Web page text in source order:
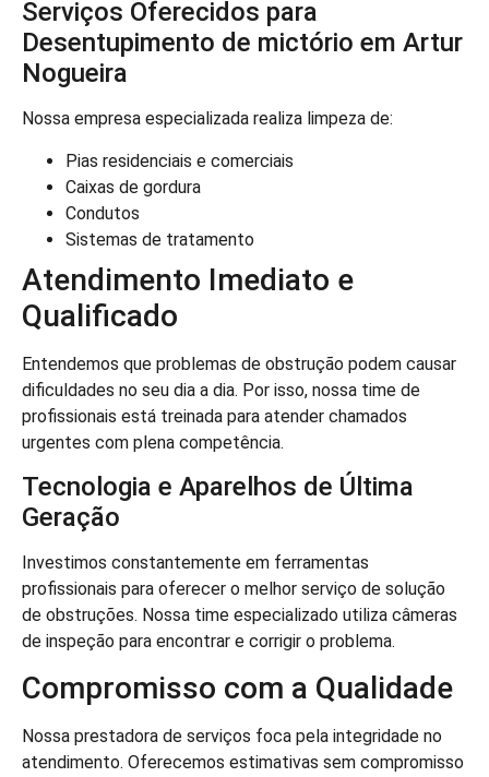
Serviços Oferecidos para
Desentupimento de mictório em Artur
Nogueira
Nossa empresa especializada realiza limpeza de:
Pias residenciais e comerciais
Caixas de gordura
Condutos
Sistemas de tratamento
Atendimento Imediato e
Qualificado
Entendemos que problemas de obstrução podem causar
dificuldades no seu dia a dia. Por isso, nossa time de
profissionais está treinada para atender chamados
urgentes com plena competência.
Tecnologia e Aparelhos de Última
Geração
Investimos constantemente em ferramentas
profissionais para oferecer o melhor serviço de solução
de obstruções. Nossa time especializado utiliza câmeras
de inspeção para encontrar e corrigir o problema.
Compromisso com a Qualidade
Nossa prestadora de serviços foca pela integridade no
atendimento. Oferecemos estimativas sem compromisso